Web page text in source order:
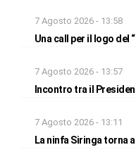
7 Agosto 2026 - 13:58
Una call per il logo del
7 Agosto 2026 - 13:57
Incontro tra il
7 Agosto 2026 - 13:11
La ninfa Siringa torna